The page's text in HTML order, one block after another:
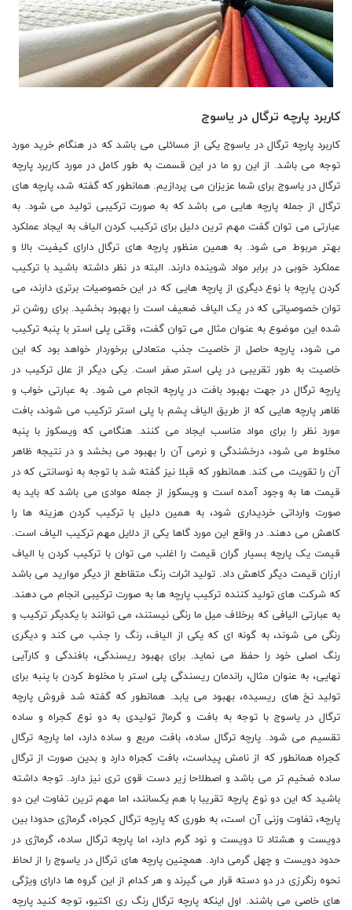
کاربرد پارچه ترگال در یاسوج
کاربرد پارچه ترگال در یاسوج یکی از مسائلی می باشد که در هنگام خرید مورد
توجه می باشد. از این رو ما در این قسمت به طور کامل در مورد کاربرد پارچه
ترگال در یاسوج برای شما عزیزان می پردازیم. همانطور که گفته شد، پارچه های
ترگال از جمله پارچه هایی می باشد که به صورت ترکیبی تولید می شود. به
عبارتی می توان گفت مهم ترین دلیل برای ترکیب کردن الیاف به ایجاد عملکرد
بهتر مربوط می شود. به همین منظور پارچه های ترگال دارای کیفیت بالا و
عملکرد خوبی در برابر مواد شوینده دارند. البته در نظر داشته باشید با ترکیب
کردن پارچه با نوع دیگری از پارچه هایی که در این خصوصیات برتری دارند، می
توان خصوصیاتی که در یک الیاف ضعیف است را بهبود بخشید. برای روشن تر
شده این موضوع به عنوان مثال می توان گفت، وقتی پلی استر با پنبه ترکیب
می شود، پارچه حاصل از خاصیت جذب متعادلی برخوردار خواهد بود که این
خاصیت به طور تقریبی در پلی استر صفر است. یکی دیگر از علل ترکیب در
پارچه ترگال در جهت بهبود بافت در پارچه انجام می شود. به عبارتی خواب و
ظاهر پارچه هایی که از طریق الیاف پشم با پلی استر ترکیب می شوند، بافت
مورد نظر را برای مواد مناسب ایجاد می کنند. هنگامی که ویسکوز با پنبه
مخلوط می شود، درخشندگی و نرمی آن را بهبود می بخشد و در نتیجه ظاهر
آن را تقویت می کند. همانطور که قبلا نیز گفته شد با توجه به نوسانتی که در
قیمت ها به وجود آمده است و ویسکوز از جمله موادی می باشد که باید به
صورت وارداتی خردیداری شود، به همین دلیل با ترکیب کردن هزینه ها را
کاهش می دهند. در واقع این مورد گاها یکی از دلایل مهم ترکیب الیاف است.
قیمت یک پارچه بسیار گران قیمت را اغلب می توان با ترکیب کردن با الیاف
ارزان قیمت دیگر کاهش داد. تولید اثرات رنگ متقاطع از دیگر موارید می باشد
که شرکت های تولید کننده ترکیب پارچه ها به صورت ترکیبی انجام می دهند.
به عبارتی الیافی که برخلاف میل ما رنگی نیستند، می توانند با یکدیگر ترکیب و
رنگی می شوند، به گونه ای که یکی از الیاف، رنگ را جذب می کند و دیگری
رنگ اصلی خود را حفظ می نماید. برای بهبود ریسندگی، بافندگی و کارآیی
نهایی، به عنوان مثال، راندمان ریسندگی پلی استر با مخلوط کردن با پنبه برای
تولید نخ های ریسیده، بهبود می یابد. همانطور که گفته شد فروش پارچه
ترگال در یاسوج با توجه به بافت و گرماژ تولیدی به دو نوع کجراه و ساده
تقسیم می شود. پارچه ترگال ساده، بافت مربع و ساده دارد، اما پارچه ترگال
کجراه همانطور که از نامش پیداست، بافت کجراه دارد و بدین صورت از ترگال
ساده ضخیم ‌تر می باشد و اصطلاحا زیر دست قوی ‌تری نیز دارد. توجه داشته
باشید که این دو نوع پارچه تقریبا با هم یکسانند، اما مهم ترین تفاوت این دو
پارچه، تفاوت وزنی آن است، به طوری که پارچه ترگال کجراه، گرماژی حدودا بین
دویست و هشتاد تا دویست و نود گرم دارد، اما پارچه ترگال ساده، گرماژی در
حدود دویست و چهل گرمی دارد. همچنین پارچه های ترگال در یاسوج را از لحاظ
نحوه رنگرزی در دو دسته قرار می گیرند و هر کدام از این گروه ‌ها دارای ویژگی
های خاصی می باشند. اول اینکه پارچه ترگال رنگ ری اکتیو، توجه کنید پارچه